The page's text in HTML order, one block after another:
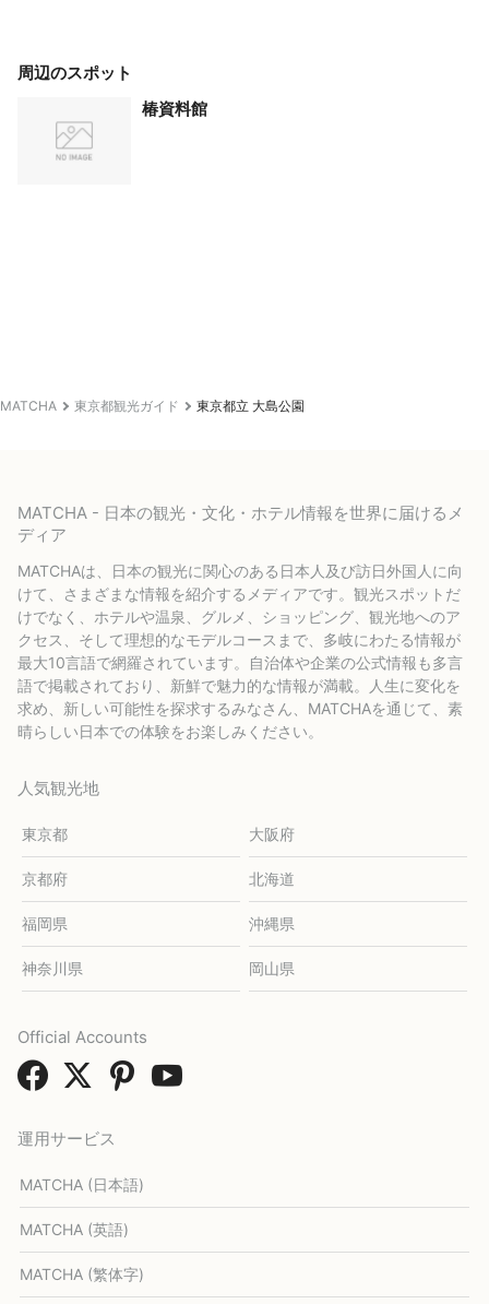
周辺のスポット
椿資料館
MATCHA 東京都観光ガイド 東京都立 大島公園
MATCHA - 日本の観光・文化・ホテル情報を世界に届けるメ
ディア
MATCHAは、日本の観光に関心のある日本人及び訪日外国人に向
けて、さまざまな情報を紹介するメディアです。観光スポットだ
けでなく、ホテルや温泉、グルメ、ショッピング、観光地へのア
クセス、そして理想的なモデルコースまで、多岐にわたる情報が
最大10言語で網羅されています。自治体や企業の公式情報も多言
語で掲載されており、新鮮で魅力的な情報が満載。人生に変化を
求め、新しい可能性を探求するみなさん、MATCHAを通じて、素
晴らしい日本での体験をお楽しみください。
人気観光地
東京都 大阪府
京都府 北海道
福岡県 沖縄県
神奈川県 岡山県
運用サービス
MATCHA (日本語)
MATCHA (英語)
MATCHA (繁体字)
Official Accounts